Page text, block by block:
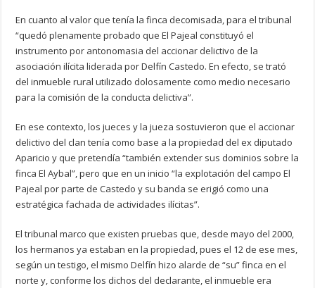
En cuanto al valor que tenía la finca decomisada, para el tribunal
“quedó plenamente probado que El Pajeal constituyó el
instrumento por antonomasia del accionar delictivo de la
asociación ilícita liderada por Delfín Castedo. En efecto, se trató
del inmueble rural utilizado dolosamente como medio necesario
para la comisión de la conducta delictiva”.
En ese contexto, los jueces y la jueza sostuvieron que el accionar
delictivo del clan tenía como base a la propiedad del ex diputado
Aparicio y que pretendía “también extender sus dominios sobre la
finca El Aybal”, pero que en un inicio “la explotación del campo El
Pajeal por parte de Castedo y su banda se erigió como una
estratégica fachada de actividades ilícitas”.
El tribunal marco que existen pruebas que, desde mayo del 2000,
los hermanos ya estaban en la propiedad, pues el 12 de ese mes,
según un testigo, el mismo Delfín hizo alarde de “su” finca en el
norte y, conforme los dichos del declarante, el inmueble era